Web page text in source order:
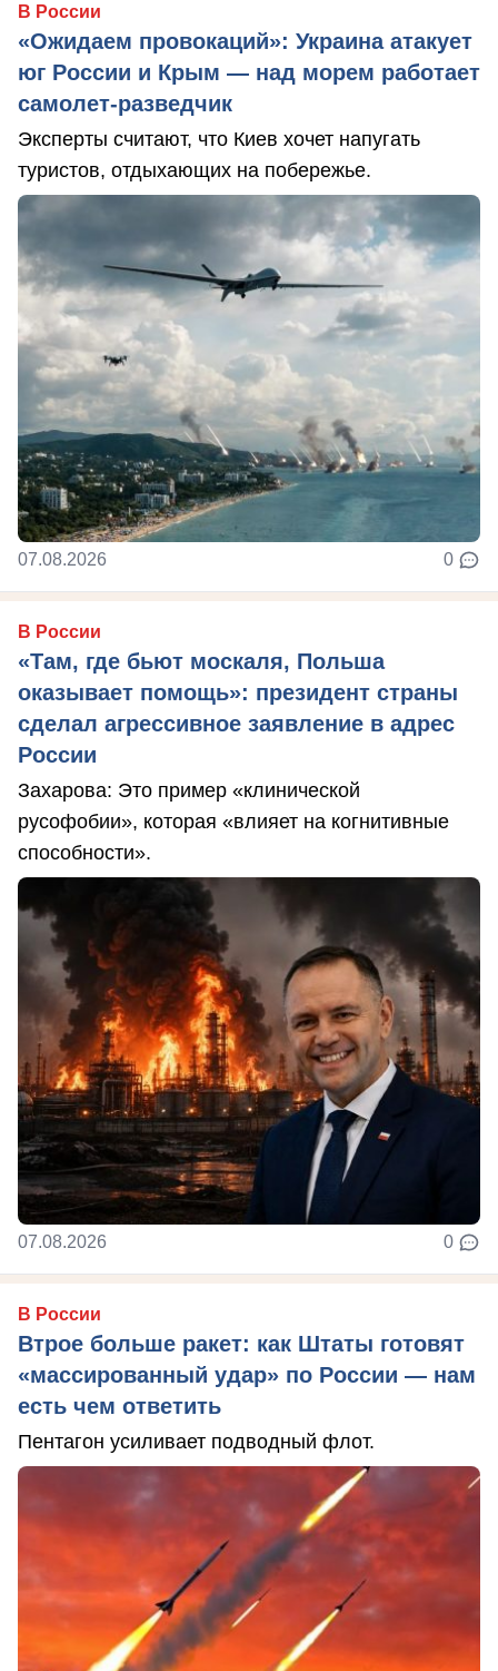
В России
«Ожидаем провокаций»: Украина атакует
юг России и Крым — над морем работает
самолет-разведчик
Эксперты считают, что Киев хочет напугать
туристов, отдыхающих на побережье.
07.08.2026 0
В России
«Там, где бьют москаля, Польша
оказывает помощь»: президент страны
сделал агрессивное заявление в адрес
России
Захарова: Это пример «клинической
русофобии», которая «влияет на когнитивные
способности».
07.08.2026 0
В России
Втрое больше ракет: как Штаты готовят
«массированный удар» по России — нам
есть чем ответить
Пентагон усиливает подводный флот.